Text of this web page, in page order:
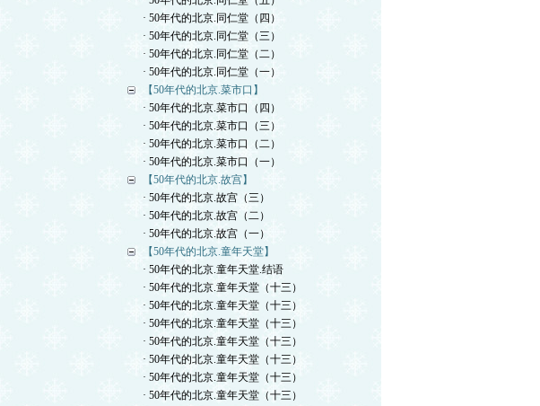
· 50年代的北京.同仁堂（四）
· 50年代的北京.同仁堂（三）
· 50年代的北京.同仁堂（二）
· 50年代的北京.同仁堂（一）
【50年代的北京.菜市口】
· 50年代的北京.菜市口（四）
· 50年代的北京.菜市口（三）
· 50年代的北京.菜市口（二）
· 50年代的北京.菜市口（一）
【50年代的北京.故宫】
· 50年代的北京.故宫（三）
· 50年代的北京.故宫（二）
· 50年代的北京.故宫（一）
【50年代的北京.童年天堂】
· 50年代的北京.童年天堂.结语
· 50年代的北京.童年天堂（十三）
· 50年代的北京.童年天堂（十三）
· 50年代的北京.童年天堂（十三）
· 50年代的北京.童年天堂（十三）
· 50年代的北京.童年天堂（十三）
· 50年代的北京.童年天堂（十三）
· 50年代的北京.童年天堂（十三）